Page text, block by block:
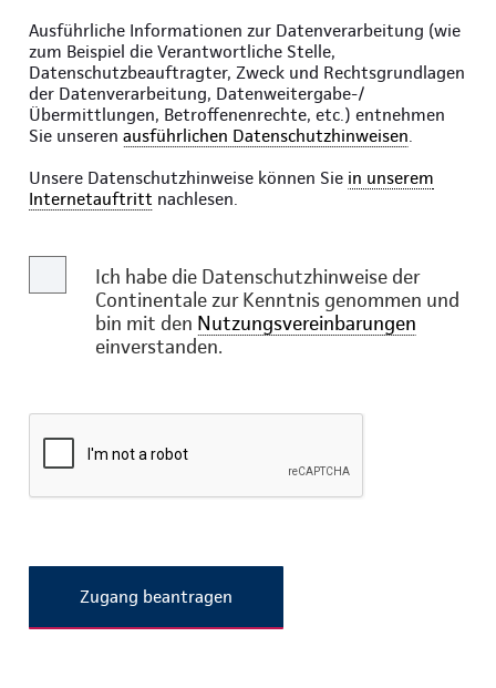
Ausführliche Informationen zur Datenverarbeitung (wie
zum Beispiel die Verantwortliche Stelle,
Datenschutzbeauftragter, Zweck und Rechtsgrundlagen
der Datenverarbeitung, Datenweitergabe-/
Übermittlungen, Betroffenenrechte, etc.) entnehmen
Sie unseren ausführlichen Datenschutzhinweisen.
Unsere Datenschutzhinweise können Sie in unserem
Internetauftritt nachlesen.
Ich habe die Datenschutzhinweise der
Continentale zur Kenntnis genommen und
bin mit den Nutzungsvereinbarungen
einverstanden.
Zugang beantragen